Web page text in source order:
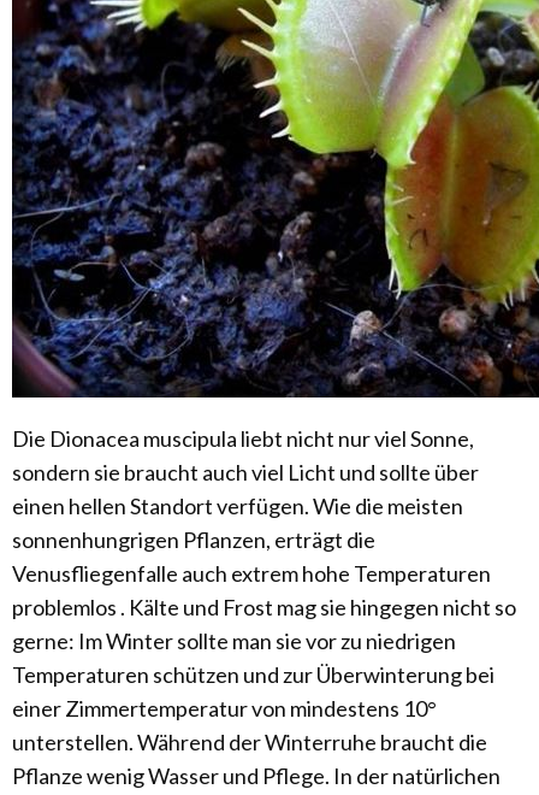
Die Dionacea muscipula liebt nicht nur viel Sonne,
sondern sie braucht auch viel Licht und sollte über
einen hellen Standort verfügen. Wie die meisten
sonnenhungrigen Pflanzen, erträgt die
Venusfliegenfalle auch extrem hohe Temperaturen
problemlos . Kälte und Frost mag sie hingegen nicht so
gerne: Im Winter sollte man sie vor zu niedrigen
Temperaturen schützen und zur Überwinterung bei
einer Zimmertemperatur von mindestens 10°
unterstellen. Während der Winterruhe braucht die
Pflanze wenig Wasser und Pflege. In der natürlichen